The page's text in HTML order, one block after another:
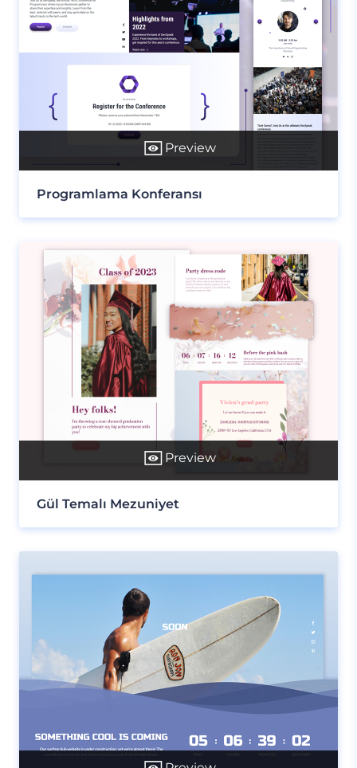
Preview
Programlama Konferansı
Preview
Gül Temalı Mezuniyet